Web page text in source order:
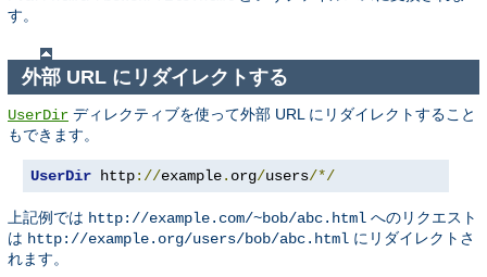
す。
外部 URL にリダイレクトする
UserDir ディレクティブを使って外部 URL にリダイレクトすること
もできます。
UserDir http://example. org/users/*/
上記例では http://example.com/~bob/abc.html へのリクエスト
は http://example.org/users/bob/abc.html にリダイレクトさ
れます。